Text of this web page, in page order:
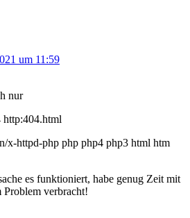
um 11:59
nur
x-httpd-php php php4 php3 html htm
es funktioniert, habe genug Zeit mit
Problem verbracht!